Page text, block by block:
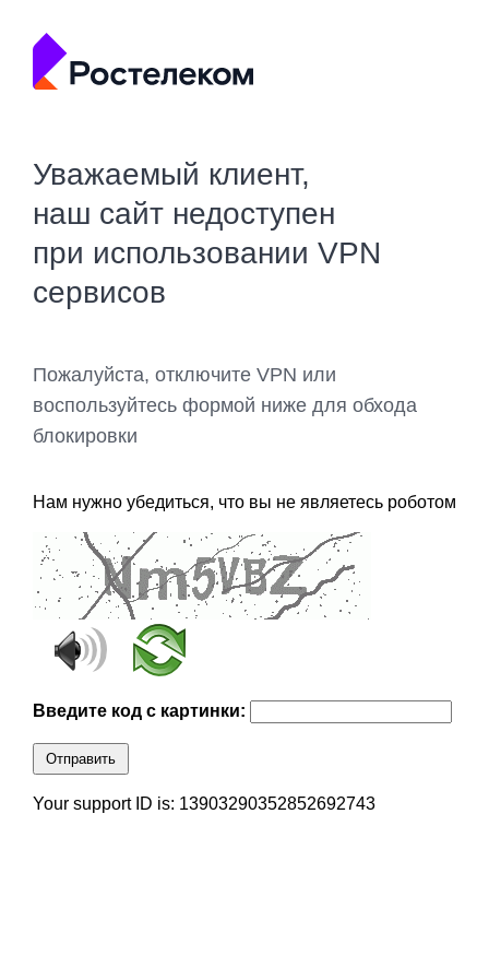
Уважаемый клиент,
наш сайт недоступен
при использовании VPN
сервисов
Пожалуйста, отключите VPN или
воспользуйтесь формой ниже для обхода
блокировки
Нам нужно убедиться, что вы не являетесь роботом
Введите код с картинки:
Отправить
Your support ID is: 13903290352852692743